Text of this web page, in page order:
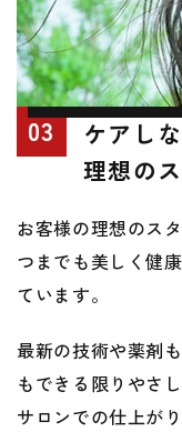
03
ケアし
理想の
お客様の理想のス
つまでも美しく健
ています。
最新の技術や薬剤
もできる限りやさ
サロンでの仕上が